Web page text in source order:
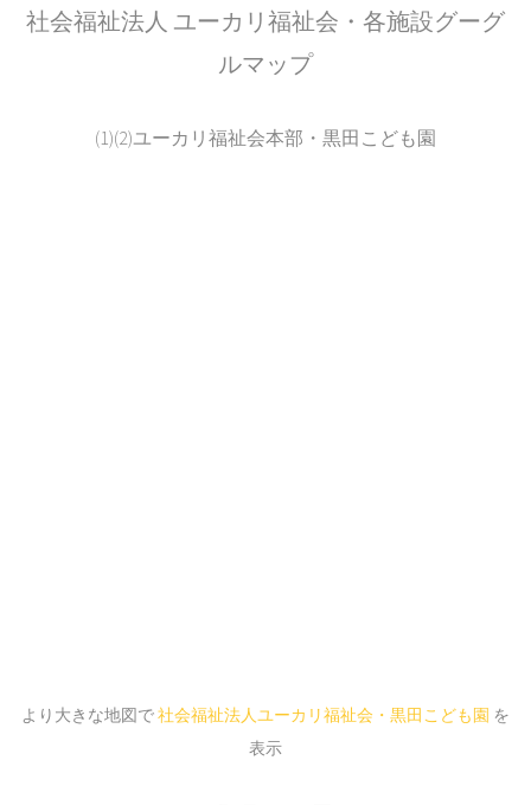
社会福祉法人 ユーカリ福祉会・各施設グーグ
ルマップ
(1)(2)ユーカリ福祉会本部・黒田こども園
より大きな地図で社会福祉法人ユーカリ福祉会・黒田こども園 を
表示